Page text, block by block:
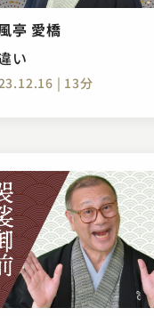
亭 愛橋
い
| 13分